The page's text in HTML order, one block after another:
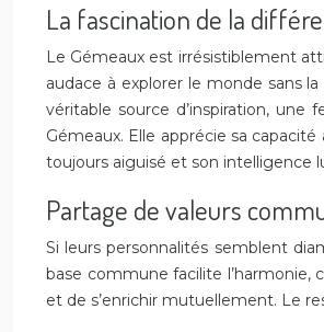
La fascination de la
Le Gémeaux est irrésistiblement
audace à explorer le monde sans
véritable source d’inspiration,
Gémeaux. Elle apprécie sa
toujours aiguisé et son intelligence
Partage de valeurs
Si leurs personnalités semblent
base commune facilite l’harmonie,
et de s’enrichir mutuellement. Le